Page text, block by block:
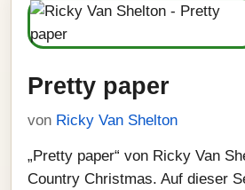
Pretty paper
von Ricky Van Shelton
„Pretty paper“ von Ricky Van
Country Christmas. Auf dieser